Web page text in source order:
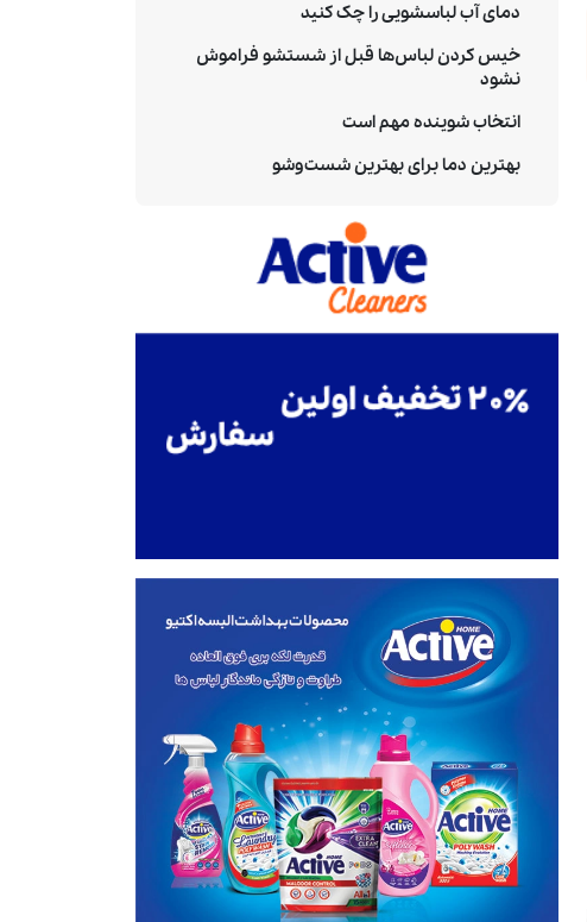
دمای آب لباسشویی را چک کنید
خیس کردن لباس‌ها قبل از شستشو فراموش
نشود
انتخاب شوینده مهم است
بهترین دما برای بهترین شست‌وشو